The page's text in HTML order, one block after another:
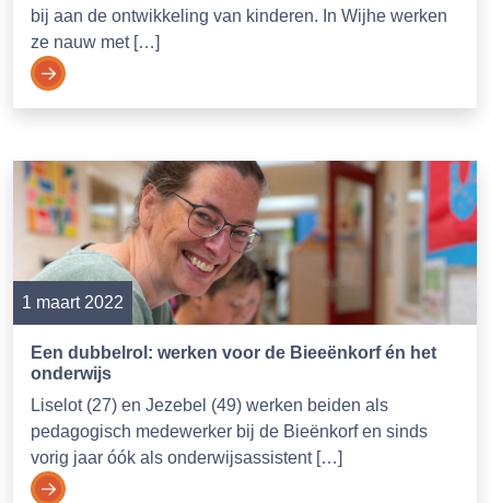
bij aan de ontwikkeling van kinderen. In Wijhe werken
ze nauw met […]
1 maart 2022
Een dubbelrol: werken voor de Bieeënkorf én het
onderwijs
Liselot (27) en Jezebel (49) werken beiden als
pedagogisch medewerker bij de Bieënkorf en sinds
vorig jaar óók als onderwijsassistent […]